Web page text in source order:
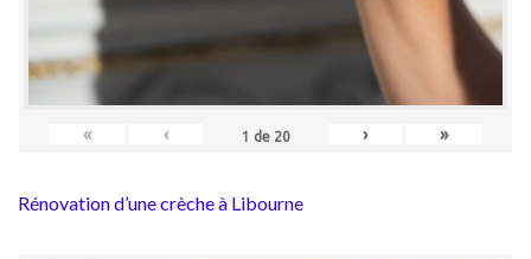
« ‹ 1 de 20 › »
Rénovation d’une crèche à Libourne